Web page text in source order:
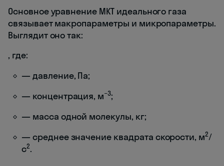
Основное уравнение МКТ идеального газа
связывает макропараметры и микропараметры.
Выглядит оно так:
, где:
— давление, Па;
— концентрация, м−3;
— масса одной молекулы, кг;
— среднее значение квадрата скорости, м2/
с2.